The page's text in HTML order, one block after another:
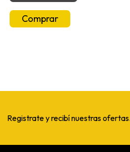
Registrate y recibí nuestras ofertas.